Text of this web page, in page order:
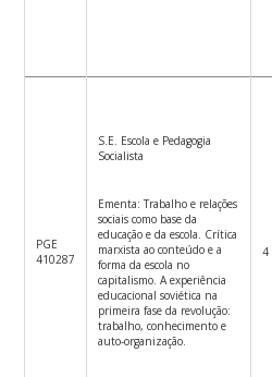
PGE
410287
S.E. Escola e Pedagogia
Socialista
Ementa: Trabalho e relações
sociais como base da
educação e da escola. Crítica
marxista ao conteúdo e a
forma da escola no
capitalismo. A experiência
educacional soviética na
primeira fase da revolução:
trabalho, conhecimento e
auto-organização.
4